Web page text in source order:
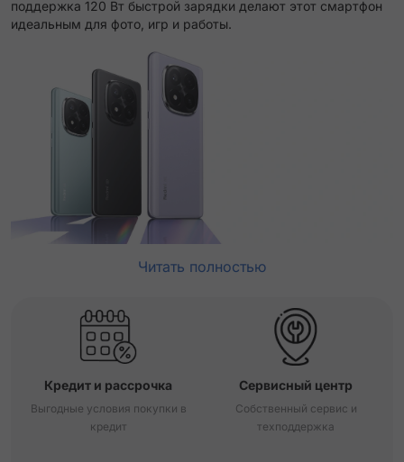
поддержка 120 Вт быстрой зарядки делают этот смартфон
идеальным для фото, игр и работы.
Читать полностью
Кредит и рассрочка
Выгодные условия покупки в
кредит
Сервисный центр
Собственный сервис и
техподдержка